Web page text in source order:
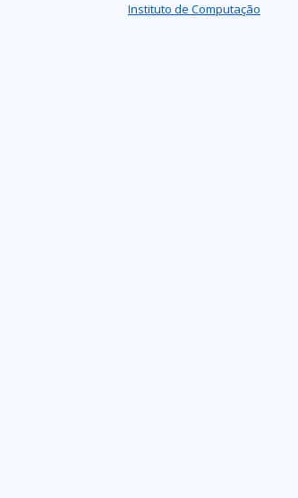
Instituto de Computação